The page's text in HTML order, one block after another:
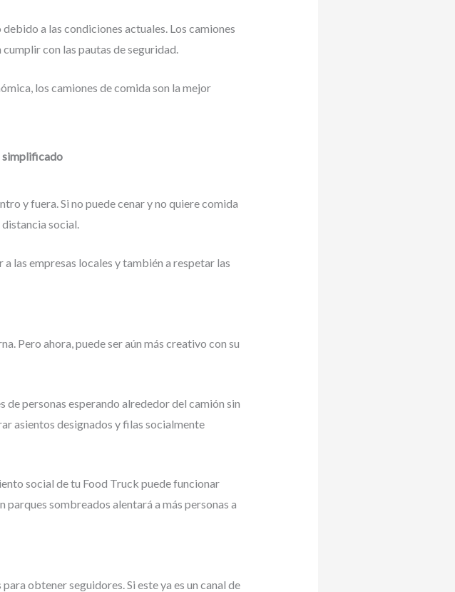
a las condiciones actuales. Los camiones
con las pautas de seguridad.
los camiones de comida son la mejor
simplificado
y fuera. Si no puede cenar y no quiere comida
social.
las empresas locales y también a respetar las
Pero ahora, puede ser aún más creativo con su
personas esperando alrededor del camión sin
asientos designados y filas socialmente
social de tu Food Truck puede funcionar
sombreados alentará a más personas a
obtener seguidores. Si este ya es un canal de